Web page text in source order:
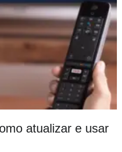
atualizar e usar